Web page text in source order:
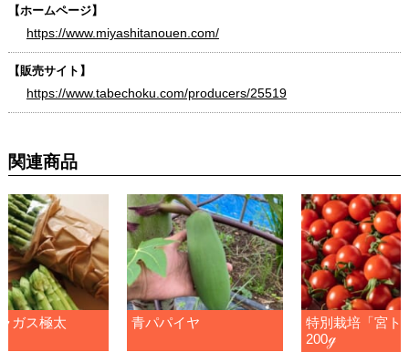
【ホームページ】
https://www.miyashitanouen.com/
【販売サイト】
https://www.tabechoku.com/producers/25519
関連商品
ガス極太 青パパイヤ
特別栽培「宮ト
200ℊ